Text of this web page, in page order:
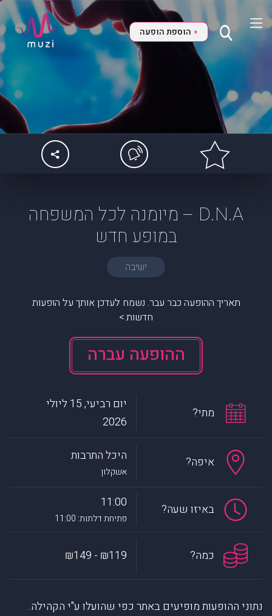
+ הוספת הופעה
D.N.A – מיומנה לכל המשפחה
במופע חדש
ישיבה
תאריך ההופעה כבר עבר. נשמח לעדכן אותך על הופעות
חדשות >
ההופעה עברה
מתי?
יום רביעי, 15 ליולי
2026
איפה? היכל התרבות
אשקלון
באיזו שעה? 11:00
פתיחת דלתות: 11:00
כמה? ₪119 - ₪149
נתוני ההופעות מופיעים באתר כפי שהועלו ע"י הקהילה.